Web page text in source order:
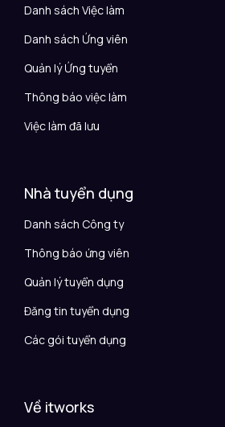
Danh sách Việc làm
Danh sách Ứng viên
Quản lý Ứng tuyển
Thông báo việc làm
Việc làm đã lưu
Nhà tuyển dụng
Danh sách Công ty
Thông báo ứng viên
Quản lý tuyển dụng
Đăng tin tuyển dụng
Các gói tuyển dụng
Về itworks